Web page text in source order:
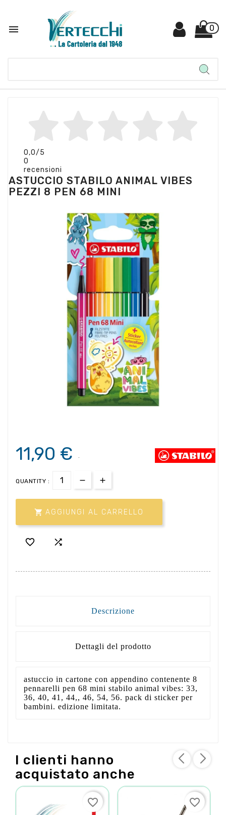
 0
0,0/5
0
recensioni
ASTUCCIO STABILO ANIMAL VIBES
PEZZI 8 PEN 68 MINI
11,90 € .
QUANTITY :
 AGGIUNGI AL CARRELLO
 
Descrizione
Dettagli del prodotto
astuccio in cartone con appendino contenente 8
pennarelli pen 68 mini stabilo animal vibes: 33,
36, 40, 41, 44,, 46, 54, 56. pack di sticker per
bambini. edizione limitata.
I clienti hanno
acquistato anche
favorite_border favorite_border